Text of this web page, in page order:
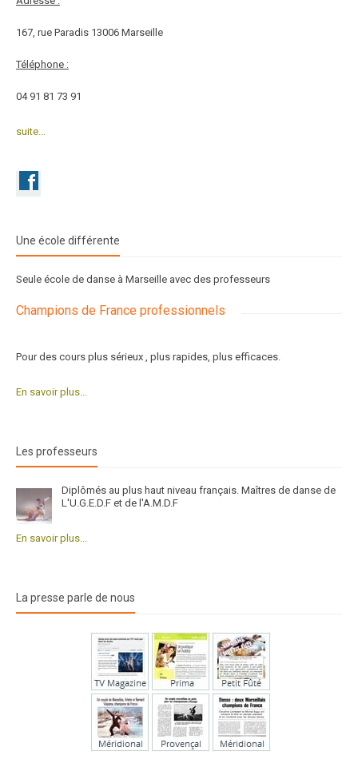
167, rue Paradis 13006 Marseille
Téléphone :
04 91 81 73 91
suite...
Une école différente
Seule école de danse à Marseille avec des professeurs
Champions de France professionnels
Pour des cours plus sérieux , plus rapides, plus efficaces.
En savoir plus...
Les professeurs
Diplômés au plus haut niveau français. Maîtres de danse de
L'U.G.E.D.F et de l'A.M.D.F
En savoir plus...
La presse parle de nous